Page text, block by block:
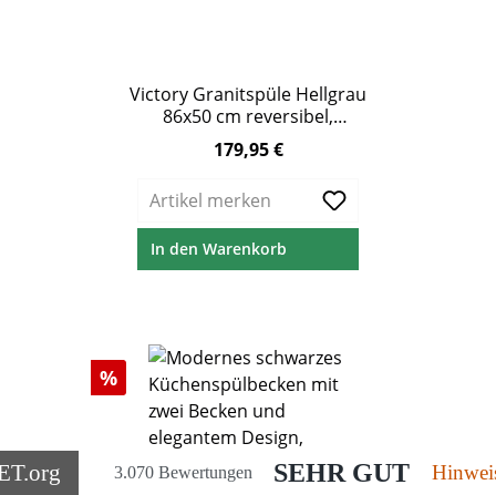
.org 3.070 Bewertungen SEHR GUT
Victory Granitspüle Hellgrau
86x50 cm reversibel,
Abtropffläche &
Excenterbedienung, ab 45 cm
Regulärer Preis:
179,95 €
Artikel merken
In den Warenkorb
Rabatt
%